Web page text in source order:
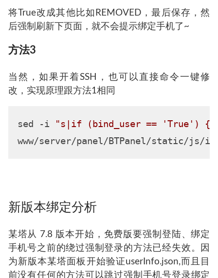
将True改成其他比如REMOVED，最后保存，然
后强制刷新下页面，就不会提示绑定手机了~
方法3
当然，如果开着SSH，也可以直接命令一键修
改，实现原理跟方法1相同
sed -i "s|if (bind_user == 'True') {|if
新版本绑定分析
某塔从 7.8 版本开始，免费版要强制登陆、绑定
手机号之前的绕过强制登录的方法已经失效。因
为新版本某塔面板开始验证userInfo.json,而且目
前没有任何的方法可以跳过强制手机号登录绑定